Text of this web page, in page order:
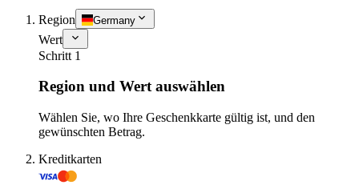
Region Germany
Wert
Schritt 1
Region und Wert auswählen
Wählen Sie, wo Ihre Geschenkkarte gültig ist, und den
gewünschten Betrag.
Kreditkarten